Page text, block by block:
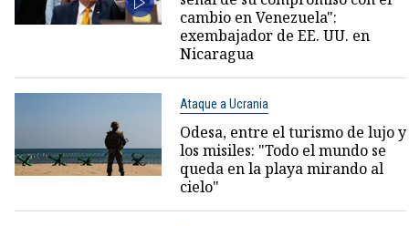
cambio en Venezuela":
exembajador de EE. UU. en
Nicaragua
Ataque a Ucrania
Odesa, entre el turismo de lujo y
los misiles: "Todo el mundo se
queda en la playa mirando al
cielo"